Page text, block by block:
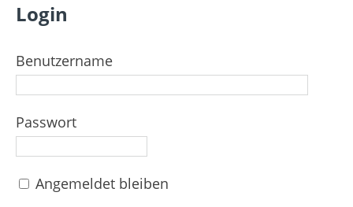
Login
Benutzername
Passwort
Angemeldet bleiben